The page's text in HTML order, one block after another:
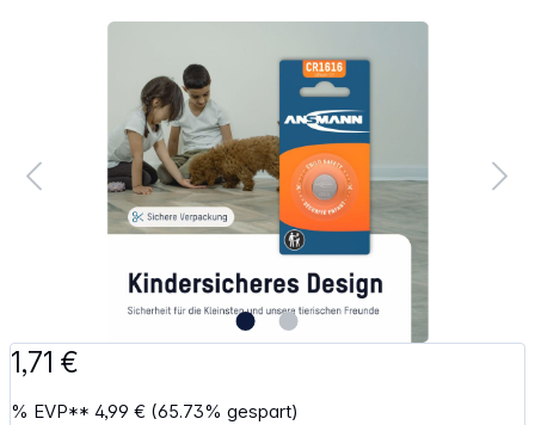
Bildergalerie überspringen
1,71 €
% EVP**4,99 € (65.73% gespart)